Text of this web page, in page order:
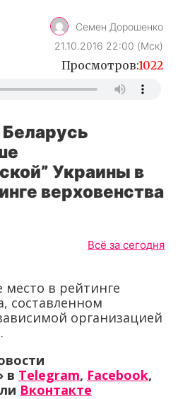
Семен Дорошенко
21.10.2016 22:00 (Мск)
Просмотров:1022
Украины в
верховенства
Всё за сегодня
место в рейтинге
составленном
организацией
в Telegram, Facebook,
Вконтакте